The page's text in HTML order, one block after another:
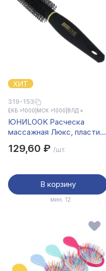
ХИТ
319-153
ЕКБ >1000 МСК >1000 ВЛД ×
ЮНИLOOK Расческа
массажная Люкс, пластик,
129,60 ₽ /шт.
В корзину
мин. 12